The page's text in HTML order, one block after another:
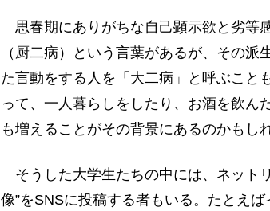
思春期にありがちな自己顕示欲と劣等
（厨二病）という言葉があるが、その
た言動をする人を「大二病」と呼ぶこと
って、一人暮らしをしたり、お酒を飲ん
も増えることがその背景にあるのかもし
そうした大学生たちの中には、ネット
像”をSNSに投稿する者もいる。たとえ